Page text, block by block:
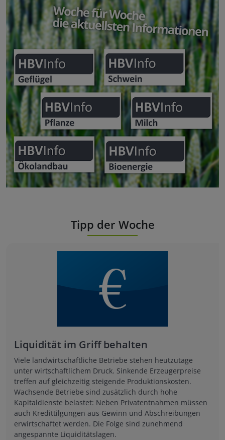
Wasser-, Boden- und Landschaftspflegeverband
Hessen
Tipp der Woche
Liquidität im Griff behalten
Viele landwirtschaftliche Betriebe stehen heutzutage
unter wirt­schaftlichem Druck. Sinkende Erzeugerpreise
treffen auf gleichzeitig steigende Produktionskosten.
Wachsende Betriebe sind zusätzlich durch hohe
Kapitaldienste belastet: Neben Privatentnahmen müssen
auch Kredittilgungen aus Gewinn und Abschreibungen
erwirtschaftet werden. Die Folge sind zunehmend
angespannte Liquiditätslagen.